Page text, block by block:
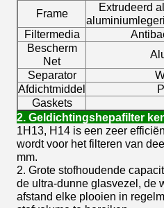
Frame
Extrudeerd
Filtermedia
Bescherm
Net
Separator
Afdichtmiddel
Gaskets
2. Geldichtingshepafilter
1H13, H14 is een zeer
wordt voor het filteren van
mm.
2. Grote stofhoudende
de ultra-dunne glasvezel, de
afstand elke plooien in